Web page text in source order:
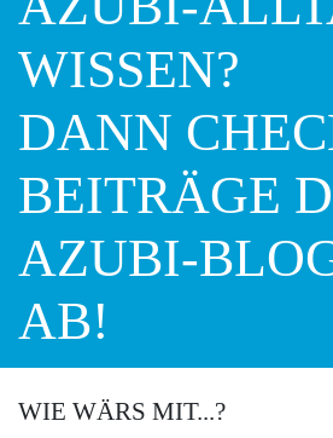
WISSEN?
DANN
BEITRÄGE
AZUBI-
AB!
WIE WÄRS MIT...?